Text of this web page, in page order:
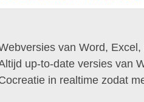
van Word,
up-to-date versies van
in realtime zodat